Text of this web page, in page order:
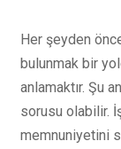
Her şeyden
bulunmak bir
anlamaktır. Şu
sorusu olabilir.
memnuniyetini